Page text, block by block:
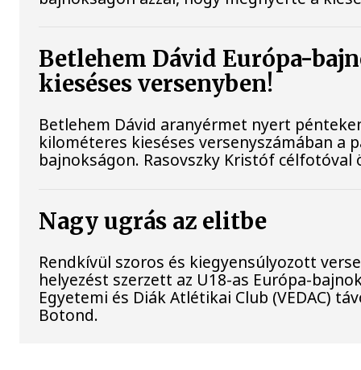
Betlehem Dávid Európa-
kieséses versenyben!
Betlehem Dávid aranyérmet nyert
kilométeres kieséses versenyszámában a
bajnokságon. Rasovszky Kristóf
Nagy ugrás az elitbe
Rendkívül szoros és kiegyensúlyozott
helyezést szerzett az U18-as Európa-
Egyetemi és Diák Atlétikai Club (VEDAC)
Botond.